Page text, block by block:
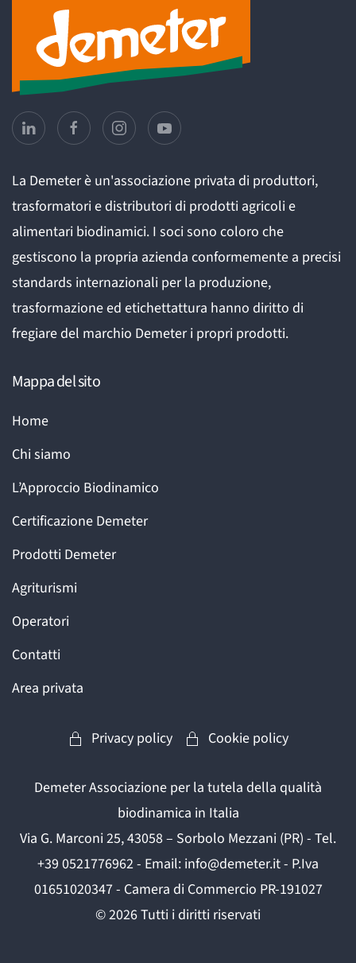
La Demeter è un'associazione privata di produttori,
trasformatori e distributori di prodotti agricoli e
alimentari biodinamici. I soci sono coloro che
gestiscono la propria azienda conformemente a precisi
standards internazionali per la produzione,
trasformazione ed etichettattura hanno diritto di
fregiare del marchio Demeter i propri prodotti.
Mappa del sito
Home
Chi siamo
L’Approccio Biodinamico
Certificazione Demeter
Prodotti Demeter
Agriturismi
Operatori
Contatti
Area privata
Privacy policy Cookie policy
Demeter Associazione per la tutela della qualità
biodinamica in Italia
Via G. Marconi 25, 43058 – Sorbolo Mezzani (PR) - Tel.
+39 0521776962 - Email: info@demeter.it - P.Iva
01651020347 - Camera di Commercio PR-191027
©2026Tutti i diritti riservati